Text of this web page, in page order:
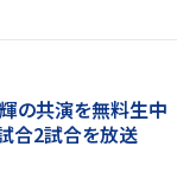
の共演を無料生中
合2試合を放送